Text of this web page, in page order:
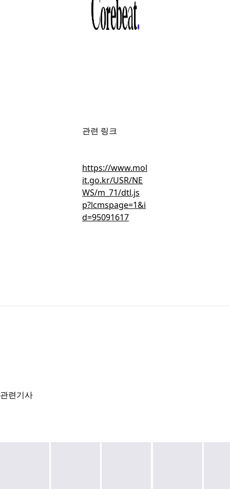
이동이 더
편리해집니다 …
‘노면전차(트램)’
보세요.
무료 회원가입
관련 링크
https://www.mol
it.go.kr/USR/NE
WS/m_71/dtl.js
p?lcmspage=1&i
d=95091617
관련기사